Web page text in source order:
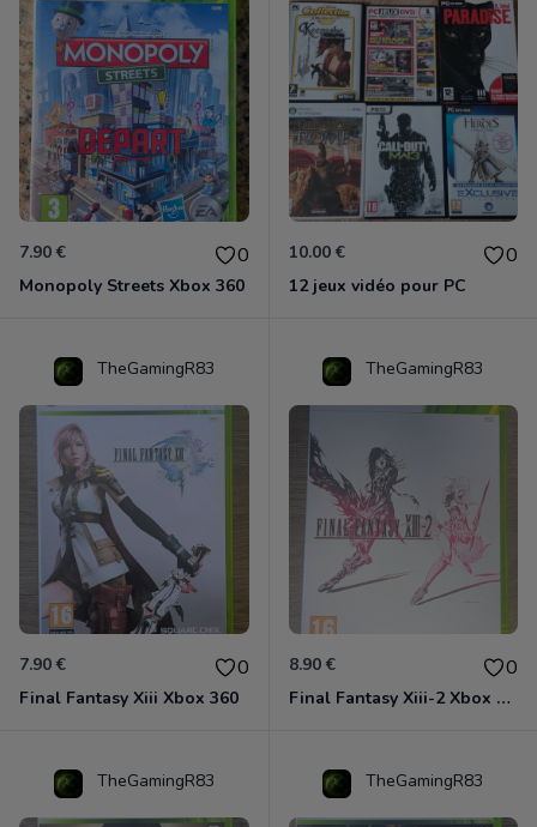
7.90 € 0
Monopoly Streets Xbox 360
10.00 € 0
12 jeux vidéo pour PC
TheGamingR83
7.90 € 0
Final Fantasy Xiii Xbox 360
TheGamingR83
8.90 € 0
Final Fantasy Xiii-2 Xbox 360
TheGamingR83 TheGamingR83